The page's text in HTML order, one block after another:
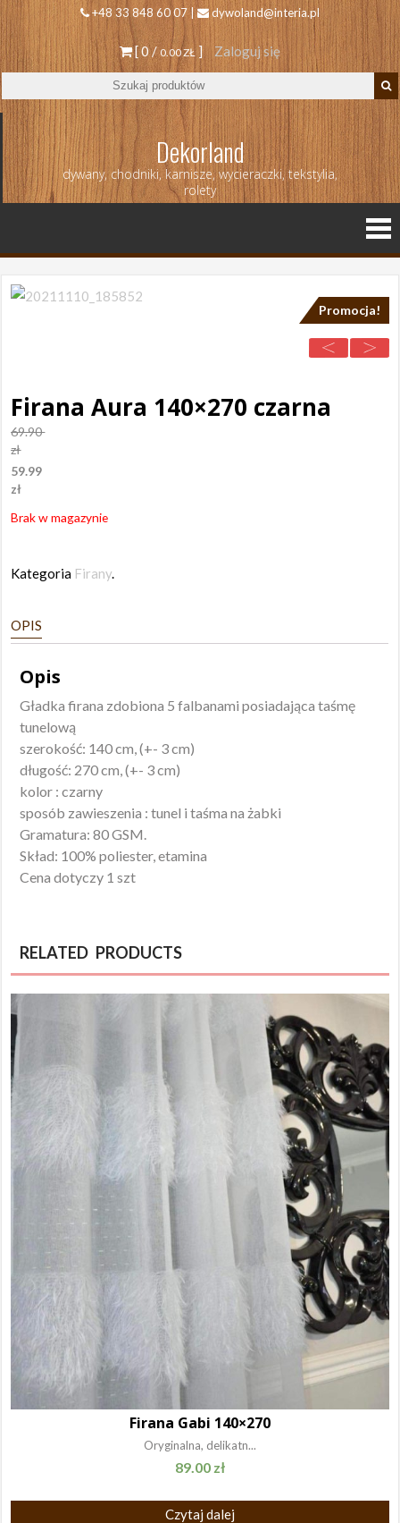
+48 33 848 60 07 | dywoland@interia.pl
[ 0 /0.00 ZŁ ] Zaloguj się
Dekorland
dywany, chodniki, karnisze, wycieraczki, tekstylia,
rolety
Promocja!
Firana Aura 140×270 czarna
69.90
zł
59.99
zł
Brak w magazynie
Kategoria Firany.
OPIS
Opis
Gładka firana zdobiona 5 falbanami posiadająca taśmę
tunelową
szerokość: 140 cm, (+- 3 cm)
długość: 270 cm, (+- 3 cm)
kolor : czarny
sposób zawieszenia : tunel i taśma na żabki
Gramatura: 80 GSM.
Skład: 100% poliester, etamina
Cena dotyczy 1 szt
RELATED PRODUCTS
Firana Gabi 140×270
Oryginalna, delikatn...
89.00 zł
Czytaj dalej